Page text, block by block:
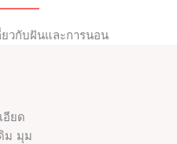
ยวกับฝันและการนอน
อียด
ม มุม